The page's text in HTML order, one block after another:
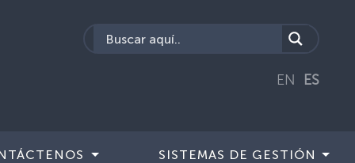
EN ES
SISTEMAS DE GESTIÓN